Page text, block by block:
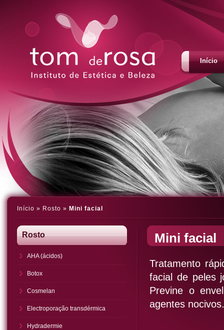
Início
Início » Rosto » Mini facial
Rosto
AHA (ácidos)
Botox
Cosmelan
Electroporação transdérmica
Hydradermie
Mini facial
Tratamento
facial de peles
Previne o
agentes nocivos.